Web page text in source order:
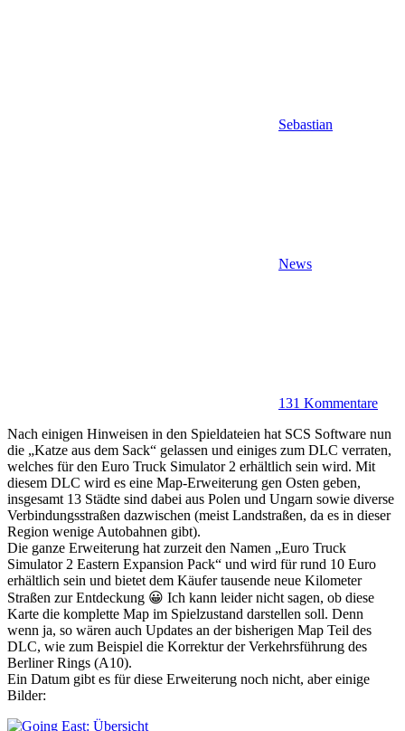
Sebastian
News
131 Kommentare
Nach einigen Hinweisen in den Spieldateien hat SCS Software nun
die „Katze aus dem Sack“ gelassen und einiges zum DLC verraten,
welches für den Euro Truck Simulator 2 erhältlich sein wird. Mit
diesem DLC wird es eine Map-Erweiterung gen Osten geben,
insgesamt 13 Städte sind dabei aus Polen und Ungarn sowie diverse
Verbindungsstraßen dazwischen (meist Landstraßen, da es in dieser
Region wenige Autobahnen gibt).
Die ganze Erweiterung hat zurzeit den Namen „Euro Truck
Simulator 2 Eastern Expansion Pack“ und wird für rund 10 Euro
erhältlich sein und bietet dem Käufer tausende neue Kilometer
Straßen zur Entdeckung 😀 Ich kann leider nicht sagen, ob diese
Karte die komplette Map im Spielzustand darstellen soll. Denn
wenn ja, so wären auch Updates an der bisherigen Map Teil des
DLC, wie zum Beispiel die Korrektur der Verkehrsführung des
Berliner Rings (A10).
Ein Datum gibt es für diese Erweiterung noch nicht, aber einige
Bilder: